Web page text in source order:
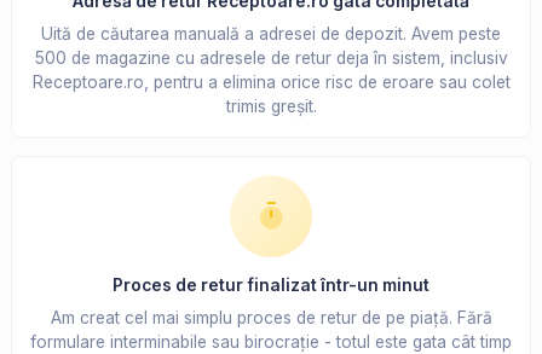
Uită de căutarea manuală a adresei de depozit. Avem peste
500 de magazine cu adresele de retur deja în sistem, inclusiv
Receptoare.ro, pentru a elimina orice risc de eroare sau colet
trimis greșit.
Proces de retur finalizat într-un minut
Am creat cel mai simplu proces de retur de pe piață. Fără
formulare interminabile sau birocrație - totul este gata cât timp